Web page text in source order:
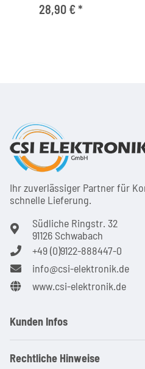
Stereoanlage (12V/4.0A,
28,90 €*
Ihr zuver­läs­siger Partner für
schnel­le Lie­ferung.
Südliche Ringstr. 32
91126 Schwabach
+49 (0)9122-888447-0
info@csi-elektronik.de
www.csi-elektronik.de
Kunden Infos
Rechtliche Hinweise